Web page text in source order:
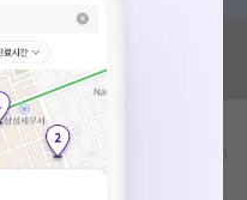
비급여/급여 진료란?